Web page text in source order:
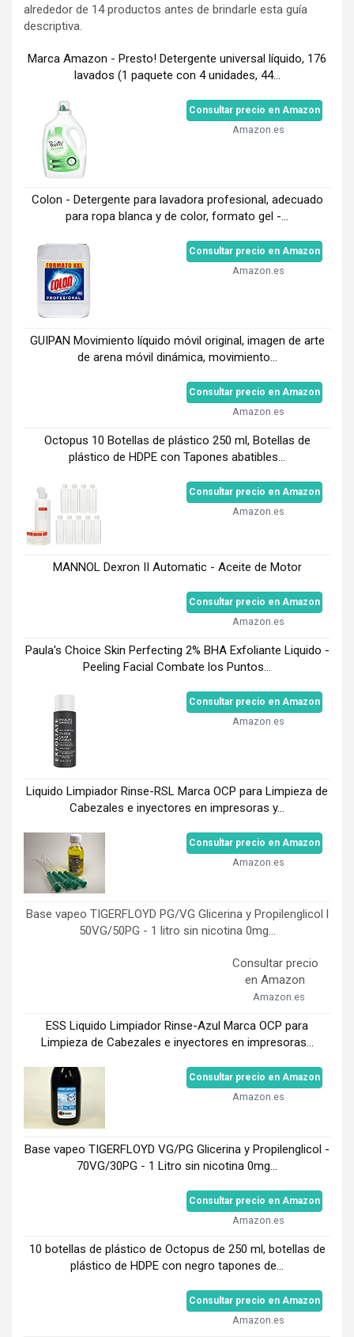
alrededor de 14 productos antes de brindarle esta guía
descriptiva.
Marca Amazon - Presto! Detergente universal líquido, 176
lavados (1 paquete con 4 unidades, 44...
Consultar precio en Amazon
Amazon.es
Colon - Detergente para lavadora profesional, adecuado
para ropa blanca y de color, formato gel -...
Consultar precio en Amazon
Amazon.es
GUIPAN Movimiento líquido móvil original, imagen de arte
de arena móvil dinámica, movimiento...
Consultar precio en Amazon
Amazon.es
Octopus 10 Botellas de plástico 250 ml, Botellas de
plástico de HDPE con Tapones abatibles...
Consultar precio en Amazon
Amazon.es
MANNOL Dexron II Automatic - Aceite de Motor
Consultar precio en Amazon
Amazon.es
Paula's Choice Skin Perfecting 2% BHA Exfoliante Liquido -
Peeling Facial Combate los Puntos...
Consultar precio en Amazon
Amazon.es
Liquido Limpiador Rinse-RSL Marca OCP para Limpieza de
Cabezales e inyectores en impresoras y...
Consultar precio en Amazon
Amazon.es
Base vapeo TIGERFLOYD PG/VG Glicerina y Propilenglicol l
50VG/50PG - 1 litro sin nicotina 0mg...
Consultar precio
en Amazon
Amazon.es
ESS Liquido Limpiador Rinse-Azul Marca OCP para
Limpieza de Cabezales e inyectores en impresoras...
Consultar precio en Amazon
Amazon.es
Base vapeo TIGERFLOYD VG/PG Glicerina y Propilenglicol -
70VG/30PG - 1 Litro sin nicotina 0mg...
Consultar precio en Amazon
Amazon.es
10 botellas de plástico de Octopus de 250 ml, botellas de
plástico de HDPE con negro tapones de...
Consultar precio en Amazon
Amazon.es